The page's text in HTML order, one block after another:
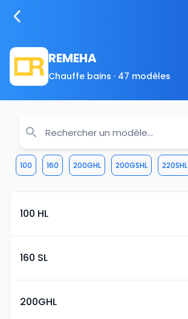
REMEHA
Chauffe bains · 47 modèles
100 160 200GHL 200GSHL 220SHL
100 HL
160 SL
200GHL